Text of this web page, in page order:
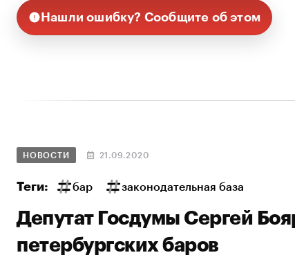
Нашли ошибку? Сообщите об этом
НОВОСТИ 21.09.2020
Теги: бар законодательная база
Депутат Госдумы Сергей
петербургских баров